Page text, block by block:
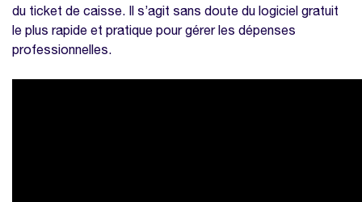
du ticket de caisse. Il s’agit sans doute du logiciel gratuit
le plus rapide et pratique pour gérer les dépenses
professionnelles.